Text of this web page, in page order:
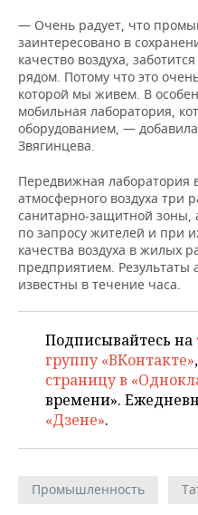
— Очень радует, что
заинтересовано в
качество воздуха,
рядом. Потому что это
которой мы живем. В
мобильная лаборатория,
оборудованием, —
Звягинцева.
Передвижная лаборатория
атмосферного воздуха три
санитарно-защитной зоны,
по запросу жителей и при
качества воздуха в жилых
предприятием. Результаты
известны в течение часа.
Подписывайтесь на
группу «ВКонтакте»,
страницу в
времени».
«Дзене».
Промышленность